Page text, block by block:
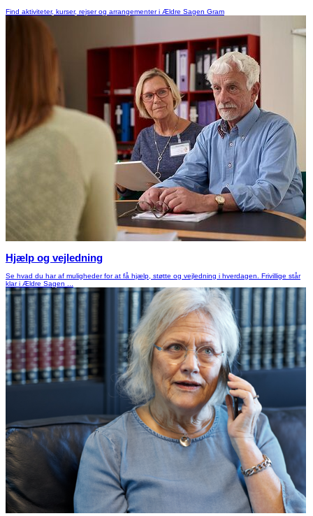
Find aktiviteter, kurser, rejser og arrangementer i Ældre Sagen Gram
Hjælp og vejledning
Se hvad du har af muligheder for at få hjælp, støtte og vejledning i hverdagen. Frivillige står
klar i Ældre Sagen ...